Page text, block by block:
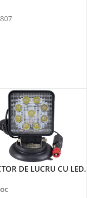
DE LUCRU CU LED.
BAZA